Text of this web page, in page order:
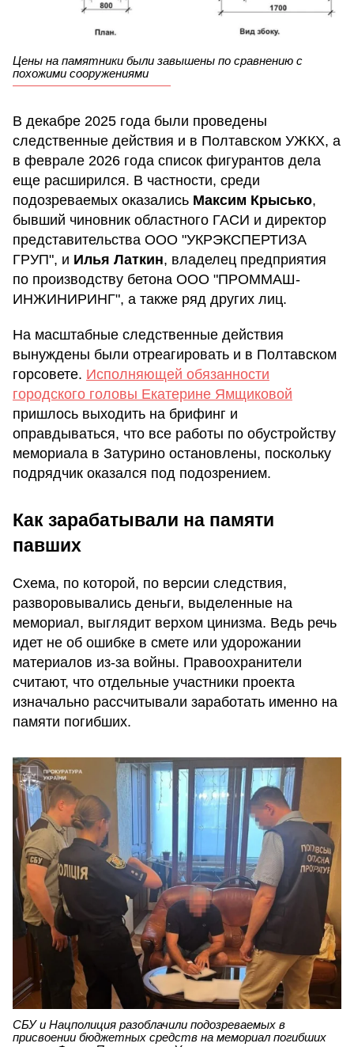
Цены на памятники были завышены по сравнению с
похожими сооружениями
В декабре 2025 года были проведены
следственные действия и в Полтавском УЖКХ, а
в феврале 2026 года список фигурантов дела
еще расширился. В частности, среди
подозреваемых оказались Максим Крысько,
бывший чиновник областного ГАСИ и директор
представительства ООО "УКРЭКСПЕРТИЗА
ГРУП", и Илья Латкин, владелец предприятия
по производству бетона ООО "ПРОММАШ-
ИНЖИНИРИНГ", а также ряд других лиц.
На масштабные следственные действия
вынуждены были отреагировать и в Полтавском
горсовете. Исполняющей обязанности
городского головы Екатерине Ямщиковой
пришлось выходить на брифинг и
оправдываться, что все работы по обустройству
мемориала в Затурино остановлены, поскольку
подрядчик оказался под подозрением.
Как зарабатывали на памяти
павших
Схема, по которой, по версии следствия,
разворовывались деньги, выделенные на
мемориал, выглядит верхом цинизма. Ведь речь
идет не об ошибке в смете или удорожании
материалов из-за войны. Правоохранители
считают, что отдельные участники проекта
изначально рассчитывали заработать именно на
памяти погибших.
СБУ и Нацполиция разоблачили подозреваемых в
присвоении бюджетных средств на мемориал погибших